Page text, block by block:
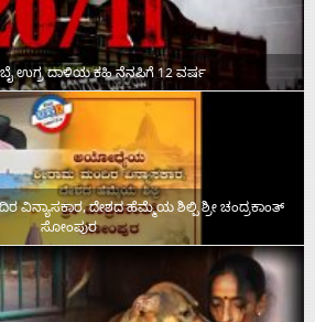
ಉಗ್ರ ದಾಳಿಯ ಕಹಿ ನೆನಪಿಗೆ 12 ವರ್ಷ
ದೇಶದ ಹೆಮ್ಮೆಯ ಶಿಲ್ಪಿ ಶ್ರೀ ಚಂದ್ರಕಾಂತ್‌
ಸೋಂಪುರ